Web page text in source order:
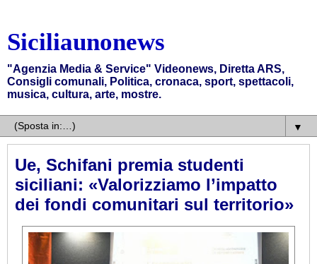
Siciliaunonews
"Agenzia Media & Service" Videonews, Diretta ARS,
Consigli comunali, Politica, cronaca, sport, spettacoli,
musica, cultura, arte, mostre.
▼
Ue, Schifani premia studenti
siciliani: «Valorizziamo l’impatto
dei fondi comunitari sul territorio»